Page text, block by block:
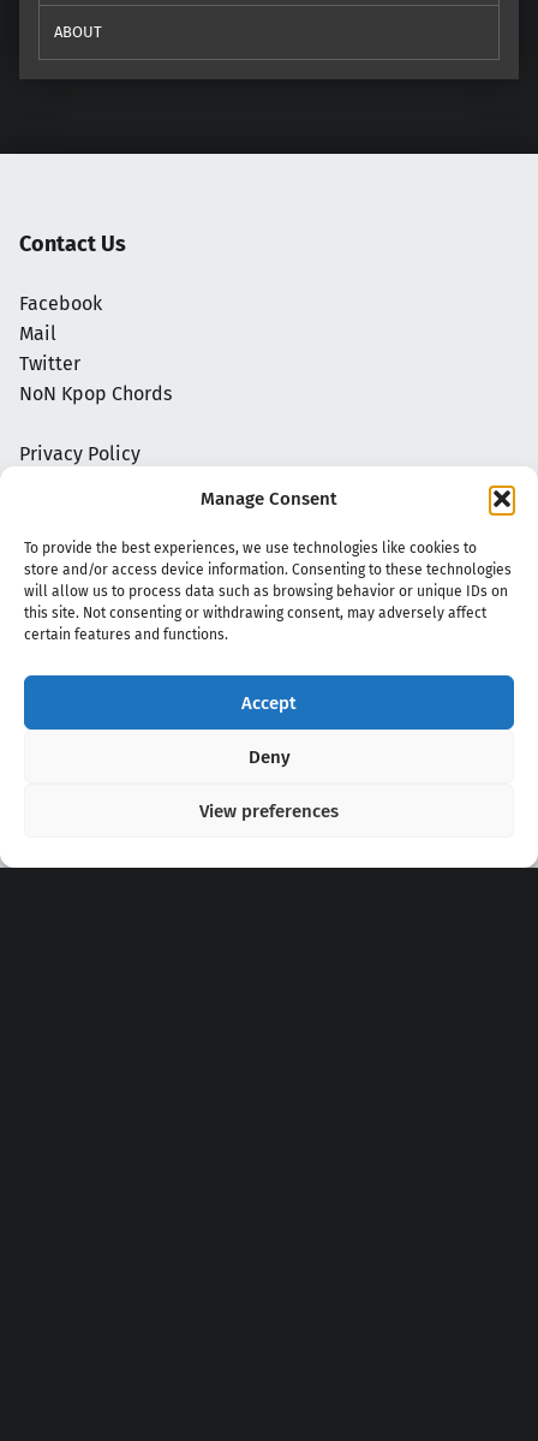
Manage Consent
To provide the best experiences, we use technologies like cookies to
store and/or access device information. Consenting to these technologies
will allow us to process data such as browsing behavior or unique IDs on
this site. Not consenting or withdrawing consent, may adversely affect
certain features and functions.
Accept
Deny
View preferences
ABOUT
Contact Us
Facebook
Mail
Twitter
NoN Kpop Chords
Privacy Policy